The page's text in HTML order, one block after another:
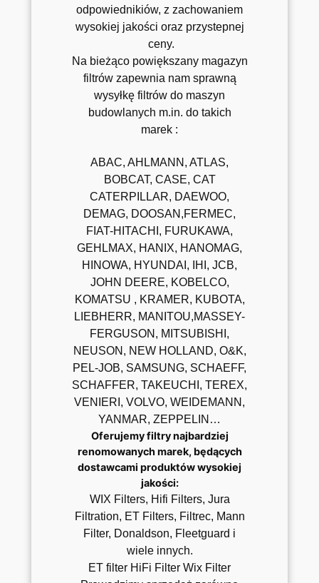
odpowiednikiów, z zachowaniem
wysokiej jakości oraz przystepnej
ceny.
Na bieżąco powiększany magazyn
filtrów zapewnia nam sprawną
wysyłkę filtrów do maszyn
budowlanych m.in. do takich
marek :
ABAC, AHLMANN, ATLAS,
BOBCAT, CASE, CAT
CATERPILLAR, DAEWOO,
DEMAG, DOOSAN,FERMEC,
FIAT-HITACHI, FURUKAWA,
GEHLMAX, HANIX, HANOMAG,
HINOWA, HYUNDAI, IHI, JCB,
JOHN DEERE, KOBELCO,
KOMATSU , KRAMER, KUBOTA,
LIEBHERR, MANITOU,MASSEY-
FERGUSON, MITSUBISHI,
NEUSON, NEW HOLLAND, O&K,
PEL-JOB, SAMSUNG, SCHAEFF,
SCHAFFER, TAKEUCHI, TEREX,
VENIERI, VOLVO, WEIDEMANN,
YANMAR, ZEPPELIN…
Oferujemy filtry najbardziej
renomowanych marek, będących
dostawcami produktów wysokiej
jakości:
WIX Filters, Hifi Filters, Jura
Filtration, ET Filters, Filtrec, Mann
Filter, Donaldson, Fleetguard i
wiele innych.
ET filter HiFi Filter Wix Filter